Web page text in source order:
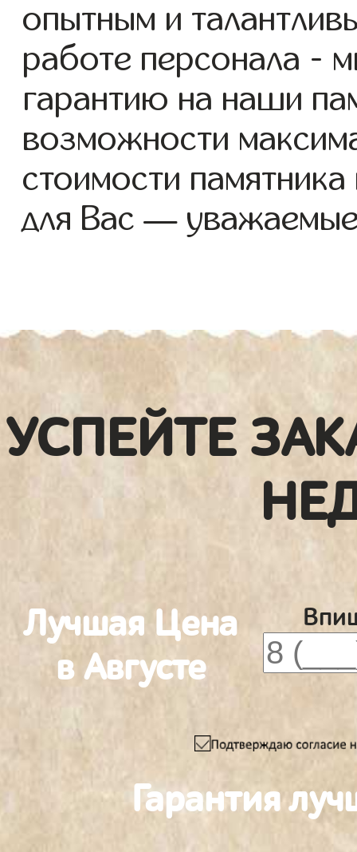
опытным и
работе персонала -
гарантию на наши
возможности
стоимости
для Вас —
УСПЕЙТЕ
Лучшая Цена
в Августе
Гарантия